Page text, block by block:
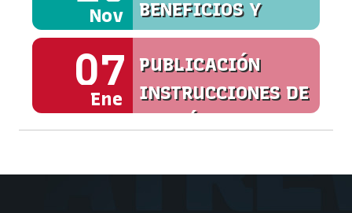
Nov
BENEFICIOS Y
SERVICIOS
07
Ene
PUBLICACIÓN
INSTRUCCIONES DE
MATRÍCULA